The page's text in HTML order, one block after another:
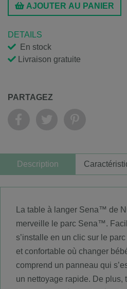
AJOUTER AU PANIER
DETAILS
En stock
Livraison gratuite
PARTAGEZ
Description
La table à langer Sena™ de
merveille le parc Sena™.
s’installe en un clic sur le
et confortable où changer
comprend un panneau qui
un nettoyage rapide. De plus,